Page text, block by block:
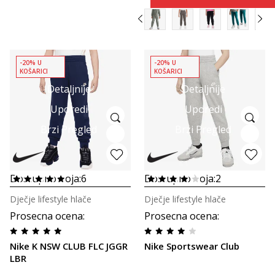
Detaljnije
Uporedi
Brzi Pregled
-20% U
KOŠARICI
Dostupno boja:6
Prosecna ocena:
Nike K NSW CLUB FLC JGGR
LBR
Dječje lifestyle hlače
Detaljnije
Uporedi
Brzi Pregled
-20% U
KOŠARICI
Dostupno boja:2
Prosecna ocena:
Nike Sportswear Club
Dječje lifestyle hlače